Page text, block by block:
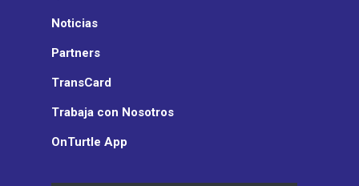
Noticias
Partners
TransCard
Trabaja con Nosotros
OnTurtle App